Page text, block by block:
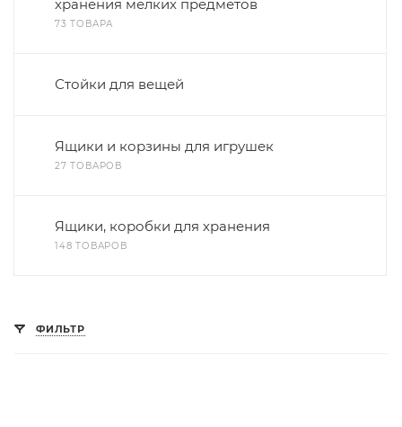
хранения мелких предметов
73 ТОВАРА
Стойки для вещей
Ящики и корзины для игрушек
27 ТОВАРОВ
Ящики, коробки для хранения
148 ТОВАРОВ
ФИЛЬТР